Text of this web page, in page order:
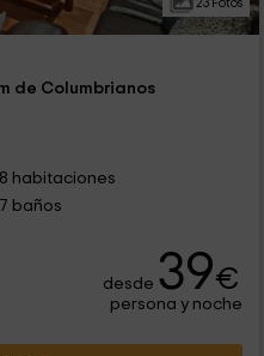
23 Fotos
de Columbrianos
8 habitaciones
7 baños
desde 39€
persona y noche